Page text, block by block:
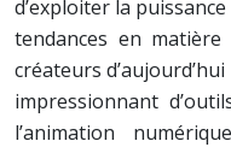
d’exploiter la
tendances en
créateurs
impressionnant
l’animation